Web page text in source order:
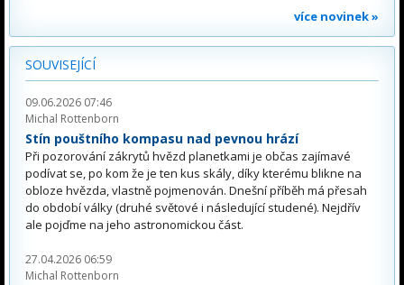
více novinek »
SOUVISEJÍCÍ
09.06.2026 07:46
Michal Rottenborn
Stín pouštního kompasu nad pevnou hrází
Při pozorování zákrytů hvězd planetkami je občas zajímavé
podívat se, po kom že je ten kus skály, díky kterému blikne na
obloze hvězda, vlastně pojmenován. Dnešní příběh má přesah
do období války (druhé světové i následující studené). Nejdřív
ale pojďme na jeho astronomickou část.
27.04.2026 06:59
Michal Rottenborn